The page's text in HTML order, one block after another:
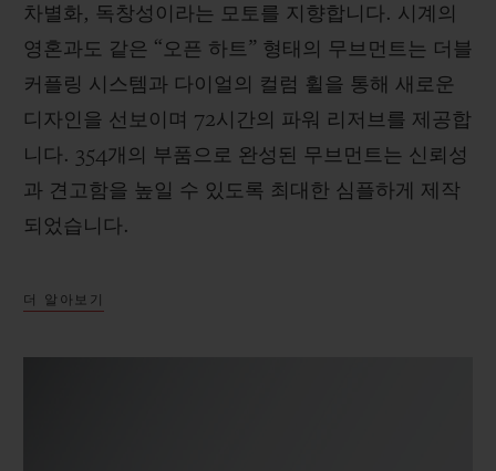
차별화, 독창성이라는 모토를 지향합니다. 시계의
영혼과도 같은 “오픈 하트” 형태의 무브먼트는 더블
커플링 시스템과 다이얼의 컬럼 휠을 통해 새로운
디자인을 선보이며 72시간의 파워 리저브를 제공합
니다. 354개의 부품으로 완성된 무브먼트는 신뢰성
과 견고함을 높일 수 있도록 최대한 심플하게 제작
되었습니다.
더 알아보기